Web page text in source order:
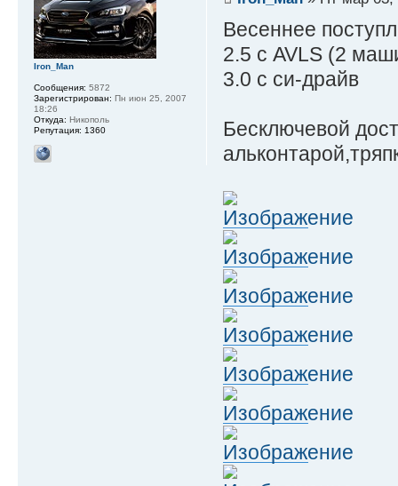
Весеннее
2.5 с AVLS (2
3.0 с си-драйв
Бесключевой
Iron_Man
Сообщения: 5872
Зарегистрирован: Пн июн 25, 2007
18:26
Откуда: Никополь
Репутация: 1360